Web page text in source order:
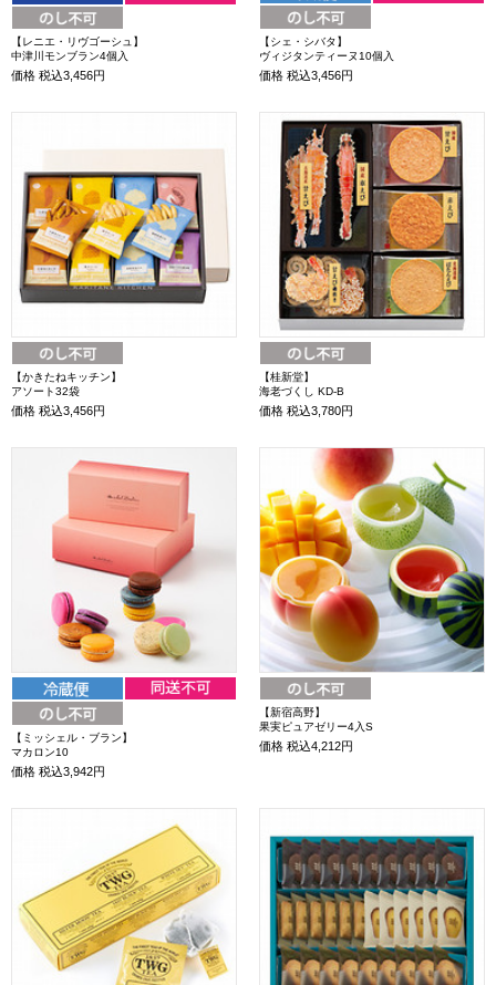
【レニエ・リヴゴーシュ】
中津川モンブラン4個入
価格 税込3,456円
【シェ・シバタ】
ヴィジタンティーヌ10個入
価格 税込3,456円
【かきたねキッチン】
アソート32袋
価格 税込3,456円
【桂新堂】
海老づくし KD-B
価格 税込3,780円
【ミッシェル・ブラン】
マカロン10
価格 税込3,942円
【新宿高野】
果実ピュアゼリー4入S
価格 税込4,212円